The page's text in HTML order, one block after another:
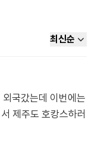
최신순
국갔는데 이번에는
제주도 호캉스하러